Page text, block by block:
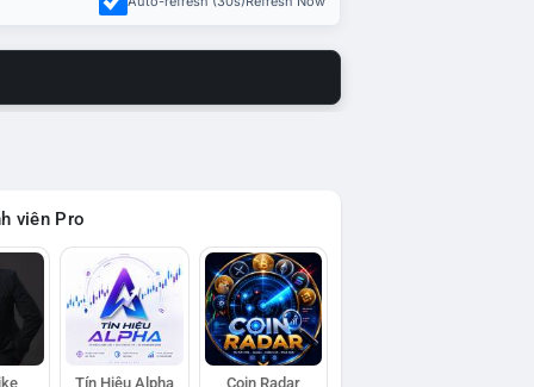
viên Pro
Tín Hiệu Alpha Coin Radar